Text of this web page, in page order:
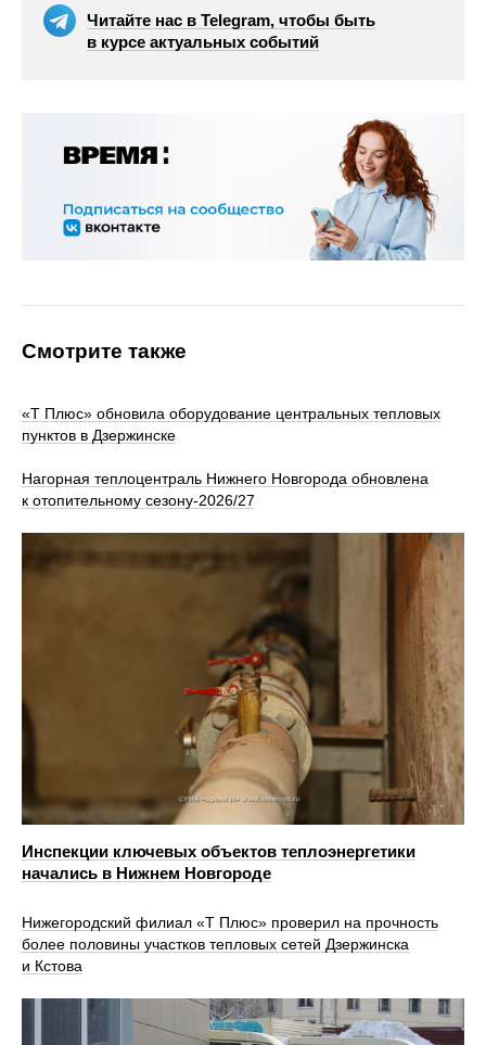
Читайте нас в Telegram, чтобы быть
в курсе актуальных событий
Смотрите также
«Т Плюс» обновила оборудование центральных тепловых
пунктов в Дзержинске
Нагорная теплоцентраль Нижнего Новгорода обновлена
к отопительному сезону‑2026/27
Инспекции ключевых объектов теплоэнергетики
начались в Нижнем Новгороде
Нижегородский филиал «Т Плюс» проверил на прочность
более половины участков тепловых сетей Дзержинска
и Кстова